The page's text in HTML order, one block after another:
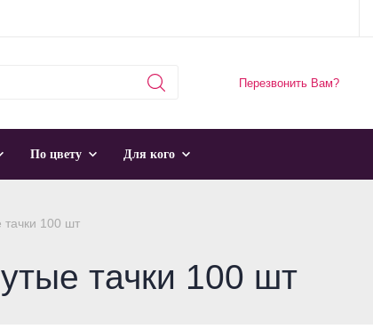
Перезвонить Вам?
По цвету Для кого
тачки 100 шт
тачки 100 шт